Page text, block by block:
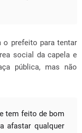
o prefeito para tentar
social da capela e
pública, mas não
tem feito de bom
afastar qualquer